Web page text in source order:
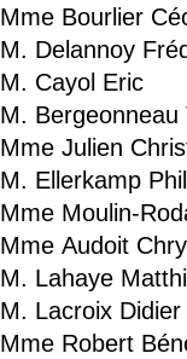
Mme Bourlier
M. Delannoy
M. Cayol Eric
M. Bergeonneau
Mme Julien
M. Ellerkamp
Mme Moulin-
Mme Audoit
M. Lahaye
M. Lacroix Didier
Mme Robert